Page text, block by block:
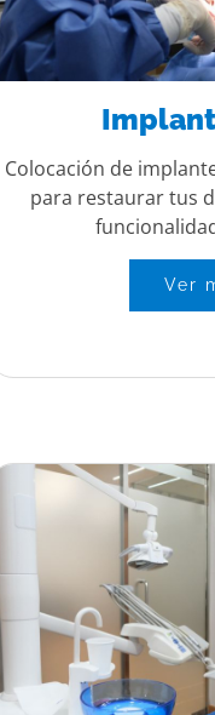
Colocación de
para restaurar tus
Ver